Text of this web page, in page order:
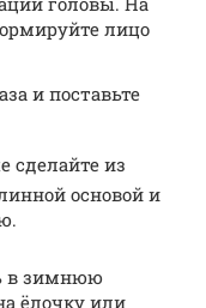
лицо
и поставьте
сделайте из
основой и
в зимнюю
ёлочку или